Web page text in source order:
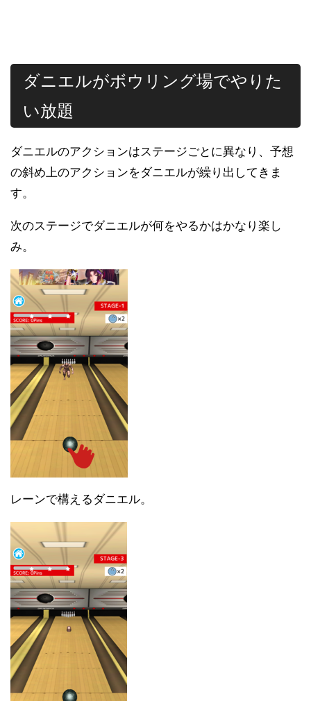
ダニエルがボウリング場でやりた
い放題
ダニエルのアクションはステージごとに異なり、予想
の斜め上のアクションをダニエルが繰り出してきま
す。
次のステージでダニエルが何をやるかはかなり楽し
み。
レーンで構えるダニエル。